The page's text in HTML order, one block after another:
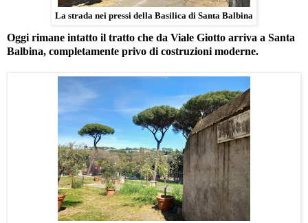
La strada nei pressi della Basilica di Santa Balbina
Oggi rimane intatto il tratto che da Viale Giotto arriva a Santa
Balbina, completamente privo di costruzioni moderne.